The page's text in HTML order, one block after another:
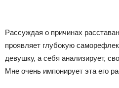
Рассуждая о причинах
проявляет глубокую
девушку, а себя анализирует,
Мне очень импонирует эта его